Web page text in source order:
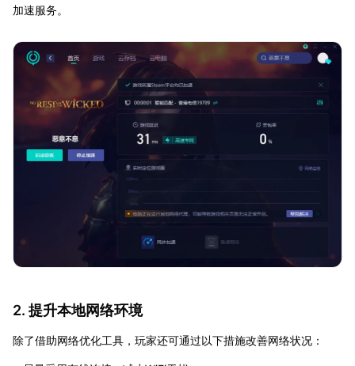
加速服务。
2. 提升本地网络环境
除了借助网络优化工具，玩家还可通过以下措施改善网络状况：